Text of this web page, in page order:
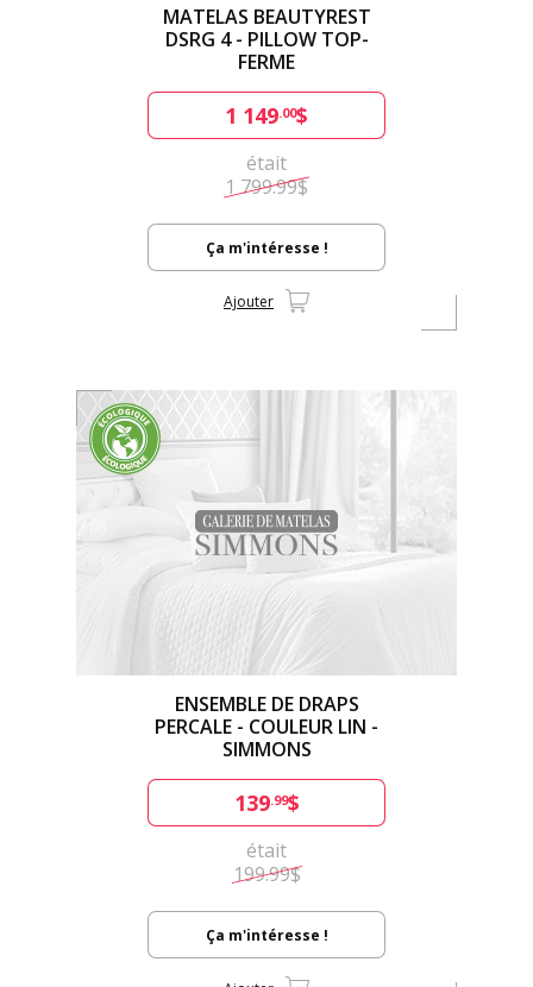
MATELAS BEAUTYREST
DSRG 4 - PILLOW TOP-
FERME
1 149.00$
était
1 799.99$
Ça m'intéresse !
Ajouter
ENSEMBLE DE DRAPS
PERCALE - COULEUR LIN -
SIMMONS
139.99$
était
199.99$
Ça m'intéresse !